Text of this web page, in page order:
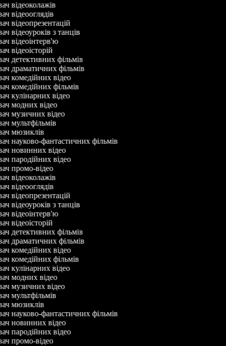
відеоколажів
відеооглядів
відеопрезентацій
відеоуроків з танців
відеоінтерв'ю
відеоісторій
детективних фільмів
драматичних фільмів
комедійних відео
комедійних фільмів
кулінарних відео
модних відео
музичних відео
мультфільмів
мюзиклів
науково-фантастичних фільмів
новинних відео
пародійних відео
промо-відео
відеоколажів
відеооглядів
відеопрезентацій
відеоуроків з танців
відеоінтерв'ю
відеоісторій
детективних фільмів
драматичних фільмів
комедійних відео
комедійних фільмів
кулінарних відео
модних відео
музичних відео
мультфільмів
мюзиклів
науково-фантастичних фільмів
новинних відео
пародійних відео
промо-відео